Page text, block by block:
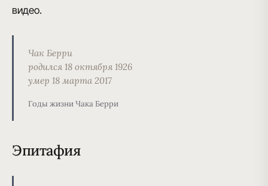
видео.
Чак Берри
родился 18 октября 1926
умер 18 марта 2017
Годы жизни Чака Берри
Эпитафия